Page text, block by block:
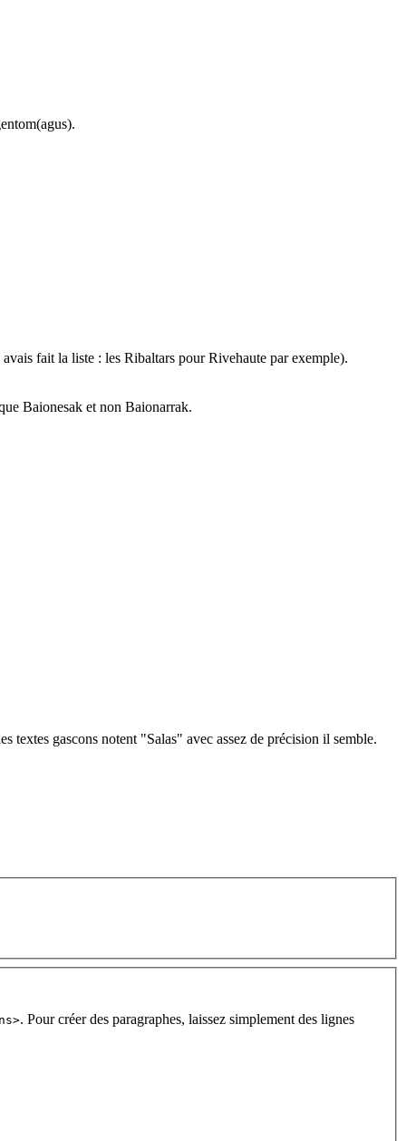
fait la liste : les Ribaltars pour Rivehaute par exemple).
Baionesak et non Baionarrak.
textes gascons notent "Salas" avec assez de précision il semble.
. Pour créer des paragraphes, laissez simplement des lignes